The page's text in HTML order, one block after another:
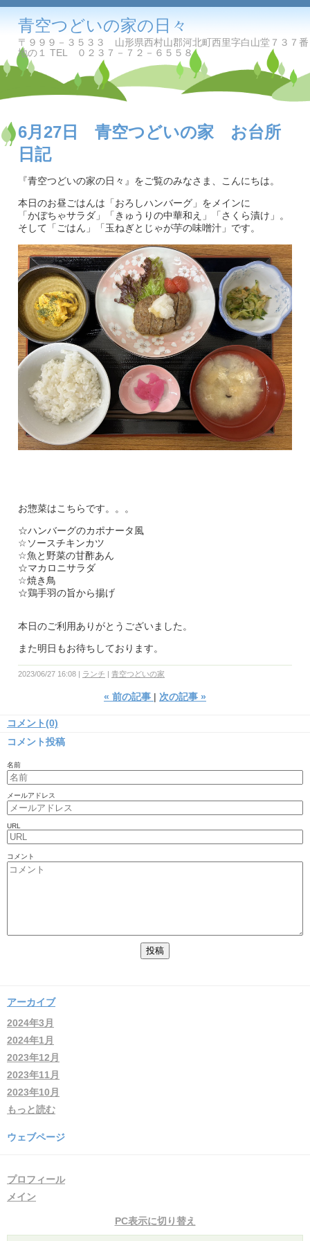
青空つどいの家の日々
〒９９９－３５３３ 山形県西村山郡河北町西里字白山堂７３７番
地の１ TEL ０２３７－７２－６５５８
6月27日 青空つどいの家 お台所
日記
『青空つどいの家の日々』をご覧のみなさま、こんにちは。
本日のお昼ごはんは「おろしハンバーグ」をメインに
「かぼちゃサラダ」「きゅうりの中華和え」「さくら漬け」。
そして「ごはん」「玉ねぎとじゃが芋の味噌汁」です。
お惣菜はこちらです。。。
☆ハンバーグのカポナータ風
☆ソースチキンカツ
☆魚と野菜の甘酢あん
☆マカロニサラダ
☆焼き鳥
☆鶏手羽の旨から揚げ
本日のご利用ありがとうございました。
また明日もお待ちしております。
2023/06/27 16:08 ランチ 青空つどいの家
« 前の記事 次の記事 »
コメント(0)
コメント投稿
名前
メールアドレス
URL
コメント
アーカイブ
2024年3月
2024年1月
2023年12月
2023年11月
2023年10月
もっと読む
ウェブページ
プロフィール
メイン
PC表示に切り替え